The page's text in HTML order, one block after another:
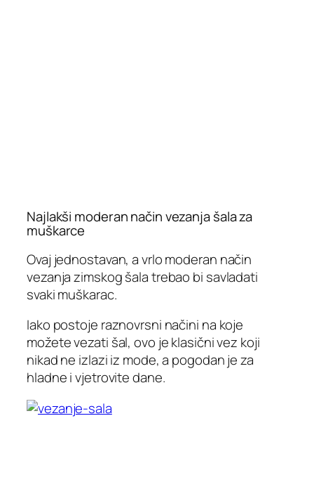
Najlakši moderan način vezanja šala za
muškarce
Ovaj jednostavan, a vrlo moderan način
vezanja zimskog šala trebao bi savladati
svaki muškarac.
Iako postoje raznovrsni načini na koje
možete vezati šal, ovo je klasični vez koji
nikad ne izlazi iz mode, a pogodan je za
hladne i vjetrovite dane.